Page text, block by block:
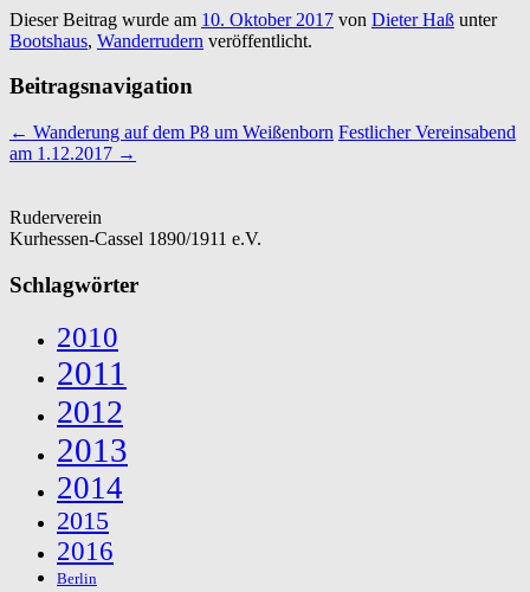
Dieser Beitrag wurde am 10. Oktober 2017 von Dieter Haß unter
Bootshaus, Wanderrudern veröffentlicht.
Beitragsnavigation
← Wanderung auf dem P8 um Weißenborn Festlicher Vereinsabend
am 1.12.2017 →
Ruderverein
Kurhessen-Cassel 1890/1911 e.V.
Schlagwörter
2010
2011
2012
2013
2014
2015
2016
Berlin